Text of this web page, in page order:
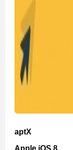
aptX
Apple iOS 8